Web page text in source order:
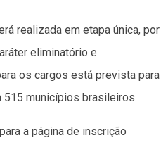
realizada em etapa única, por
eliminatório e
os cargos está prevista para
municípios brasileiros.
a página de inscrição